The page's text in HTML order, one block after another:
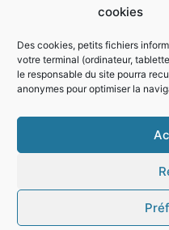
cookies
Des cookies, petits fichiers
votre terminal (ordinateur,
le responsable du site pourra
anonymes pour optimiser la
Horaires